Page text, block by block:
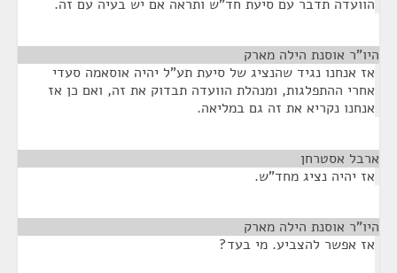
הוועדה תדבר עם סיעת חד"ש ותראה אם יש בעיה עם זה.
היו"ר אוסנת הילה מארק
אז אנחנו נגיד שהנציג של סיעת תע"ל יהיה אוסאמה סעדי
אחרי ההתפלגות, ומנהלת הוועדה תבדוק את זה, ואם כן אז
אנחנו נקריא את זה גם במליאה.
ארבל אסטרחן
אז יהיה נציג מחד"ש.
היו"ר אוסנת הילה מארק
אז אפשר להצביע. מי בעד?